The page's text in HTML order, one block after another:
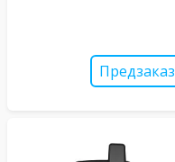
Предзаказ